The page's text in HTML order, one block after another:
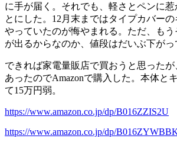
に手が届く。それでも、軽さとペンに惹
とにした。12月末まではタイプカバー
やっていたのが悔やまれる。ただ、もう
が出るからなのか、値段はだいぶ下がっ
できれば家電量販店で買おうと思った
あったのでAmazonで購入した。本体と
て15万円弱。
https://www.amazon.co.jp/dp/B016ZZIS2U
https://www.amazon.co.jp/dp/